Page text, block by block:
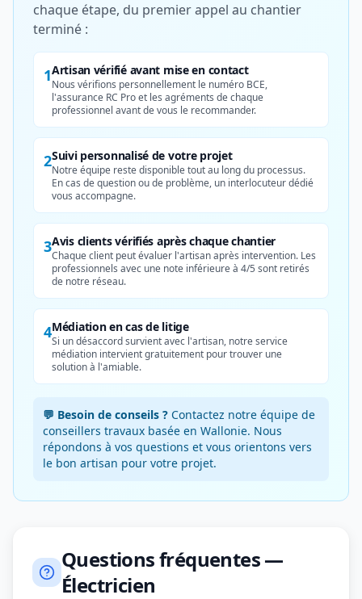
chaque étape, du premier appel au chantier
terminé :
1Artisan vérifié avant mise en contact
Nous vérifions personnellement le numéro BCE,
l'assurance RC Pro et les agréments de chaque
professionnel avant de vous le recommander.
2Suivi personnalisé de votre projet
Notre équipe reste disponible tout au long du processus.
En cas de question ou de problème, un interlocuteur dédié
vous accompagne.
3Avis clients vérifiés après chaque chantier
Chaque client peut évaluer l'artisan après intervention. Les
professionnels avec une note inférieure à 4/5 sont retirés
de notre réseau.
4Médiation en cas de litige
Si un désaccord survient avec l'artisan, notre service
médiation intervient gratuitement pour trouver une
solution à l'amiable.
💬 Besoin de conseils ? Contactez notre équipe de
conseillers travaux basée en Wallonie. Nous
répondons à vos questions et vous orientons vers
le bon artisan pour votre projet.
Questions fréquentes —
Électricien